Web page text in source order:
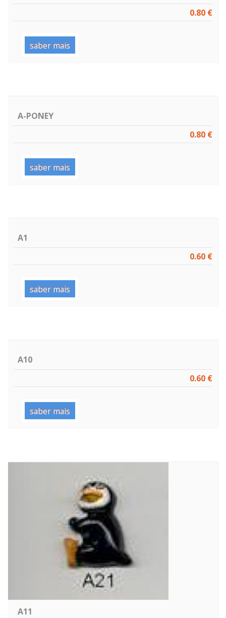
0.80 €
saber mais
A-PONEY
0.80 €
saber mais
A1
0.60 €
saber mais
A10
0.60 €
saber mais
A11